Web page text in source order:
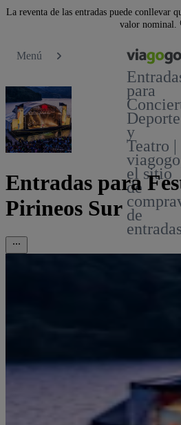
La reventa de las entradas puede conllevar
valor nominal.
Menú
para
Deporte
y
Teatro |
el sitio
de
de
Entradas para
Pirineos Sur